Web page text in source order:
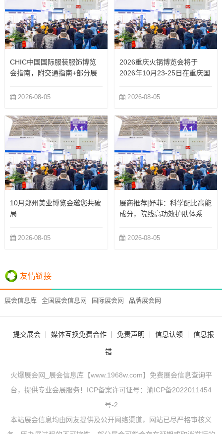
CHIC中国国际服装服饰博览
会指南，附交通指南+部分展
2026-08-05
2026重庆火锅博览会将于
2026年10月23-25日在重庆国
2026-08-05
10月郑州美业博览会邀您共破
局
2026-08-05
展商推荐|妤菲：科学配比高能
成分，院线高功效护肤体系
2026-08-05
友情链接
展会信息库 全国展会信息网 国际展会网 品牌展会网
提交展会 媒体互换免费合作 免责声明 信息认领 信息报
错
火爆展会网_展会信息库【www.1968w.com】免费展会信息查询平
台，提供专业会展服务！ICP备案许可证号： 渝ICP备2022011454
号-2
本站展会信息均由网友提供及公开网络渠道，网站已尽严格审核义